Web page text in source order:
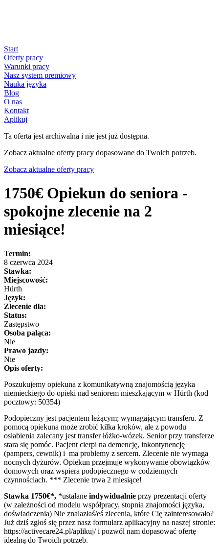
Start
Oferty pracy
Warunki pracy
Nasz system premiowy
Nauka języka
Blog
O nas
Kontakt
Aplikuj
Ta oferta jest archiwalna i nie jest już dostępna.
Zobacz aktualne oferty pracy dopasowane do Twoich potrzeb.
Zobacz aktualne oferty pracy
1750€ Opiekun do seniora -
spokojne zlecenie na 2
miesiące!
Termin:
8 czerwca 2024
Stawka:
Miejscowość:
Hürth
Język:
Zlecenie dla:
Status:
Zastępstwo
Osoba paląca:
Nie
Prawo jazdy:
Nie
Opis oferty:
Poszukujemy opiekuna z komunikatywną znajomością języka
niemieckiego do opieki nad seniorem mieszkającym w Hürth (kod
pocztowy: 50354)
Podopieczny jest pacjentem leżącym; wymagającym transferu. Z
pomocą opiekuna może zrobić kilka kroków, ale z powodu
osłabienia zalecany jest transfer łóżko-wózek. Senior przy transferze
stara się pomóc. Pacjent cierpi na demencję, inkontynencję
(pampers, cewnik) i ma problemy z sercem. Zlecenie nie wymaga
nocnych dyżurów. Opiekun przejmuje wykonywanie obowiązków
domowych oraz wspiera podopiecznego w codziennych
czynnościach. *** Zlecenie trwa 2 miesiące!
Stawka 1750€*, *ustalane indywidualnie przy prezentacji oferty
(w zależności od modelu współpracy, stopnia znajomości języka,
doświadczenia) Nie znalazłaś/eś zlecenia, które Cię zainteresowało?
Już dziś zgłoś się przez nasz formularz aplikacyjny na naszej stronie:
https://activecare24.pl/aplikuj/ i pozwól nam dopasować ofertę
idealną do Twoich potrzeb.